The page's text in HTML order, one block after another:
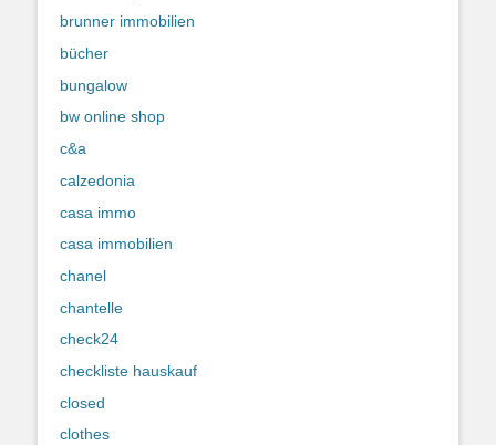
brunner immobilien
bücher
bungalow
bw online shop
c&a
calzedonia
casa immo
casa immobilien
chanel
chantelle
check24
checkliste hauskauf
closed
clothes